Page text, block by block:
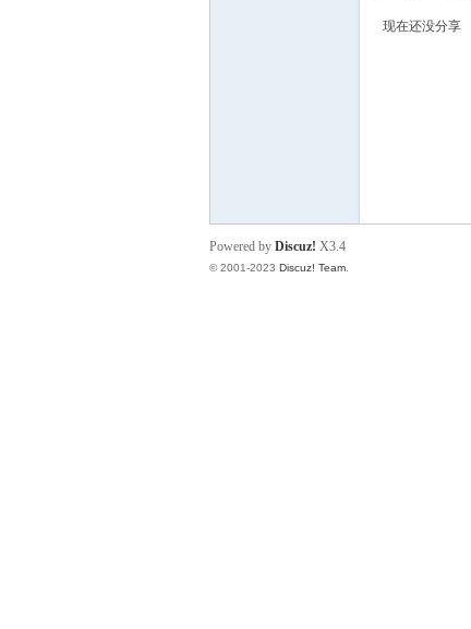
现在还没分享
Powered by Discuz! X3.4
© 2001-2023 Discuz! Team